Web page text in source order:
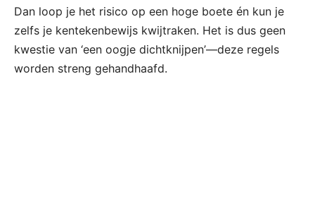
Dan loop je het risico op een hoge boete én kun je
zelfs je kentekenbewijs kwijtraken. Het is dus geen
kwestie van ‘een oogje dichtknijpen’—deze regels
worden streng gehandhaafd.